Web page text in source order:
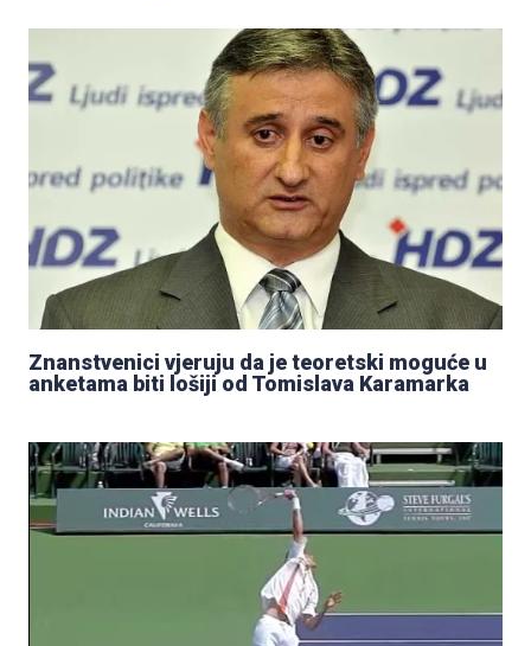
Znanstvenici vjeruju da je teoretski moguće u
anketama biti lošiji od Tomislava Karamarka